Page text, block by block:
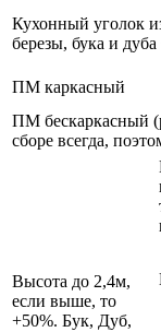
Кухонный уголок
березы, бука и
ПМ каркасный
ПМ бескаркасный
сборе всегда,
Высота до 2,4м,
если выше, то
+50%. Бук, Дуб,